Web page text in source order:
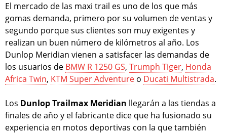
El mercado de las maxi trail es uno de los que más
gomas demanda, primero por su volumen de ventas y
segundo porque sus clientes son muy exigentes y
realizan un buen número de kilómetros al año. Los
Dunlop Meridian vienen a satisfacer las demandas de
los usuarios de BMW R 1250 GS, Trumph Tiger, Honda
Africa Twin, KTM Super Adventure o Ducati Multistrada.
Los Dunlop Trailmax Meridian llegarán a las tiendas a
finales de año y el fabricante dice que ha fusionado su
experiencia en motos deportivas con la que también